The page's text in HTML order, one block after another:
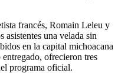
francés, Romain Leleu y
asistentes una velada sin
en la capital michoacana
ofrecieron tres
programa oficial.